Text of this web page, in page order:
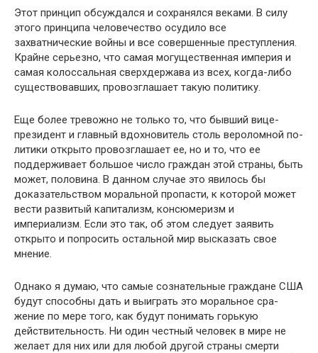
Этот принцип обсуждался и сохранялся веками. В силу
этого принципа человечество осудило все
захватнические войны и все совершенные преступления.
Крайне серьезно, что самая могущественная империя и
самая колоссальная сверхдержава из всех, когда-либо
существовавших, про­возглашает такую политику.
Еще более тревожно не только то, что бывший вице-
президент и главный вдохновитель столь вероломной по­
литики открыто провозглашает ее, но и то, что ее
поддер­живает большое число граждан этой страны, быть
может, половина. В данном случае это явилось бы
доказательст­вом моральной пропасти, к которой может
вести разви­тый капитализм, консюмеризм и
империализм. Если это так, об этом следует заявить
открыто и попросить осталь­ной мир высказать свое
мнение.
Однако я думаю, что самые сознательные граждане США
будут способны дать и выиграть это моральное сра­
жение по мере того, как будут понимать горькую
действи­тельность. Ни один честный человек в мире не
желает для них или для любой другой страны смерти